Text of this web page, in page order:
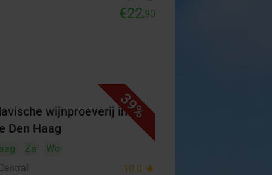
€22,90
39%
wijnproeverij in
Den Haag
Za
Wo
10.0 star